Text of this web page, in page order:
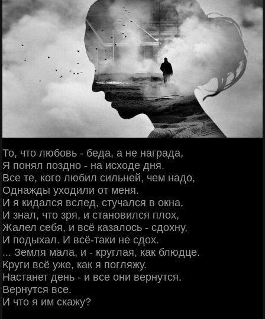
То, что любовь - беда, а не награда,
Я понял поздно - на исходе дня.
Все те, кого любил сильней, чем надо,
Однажды уходили от меня.
И я кидался вслед, стучался в окна,
И знал, что зря, и становился плох,
Жалел себя, и всё казалось - сдохну,
И подыхал. И всё-таки не сдох.
... Земля мала, и - круглая, как блюдце.
Круги всё уже, как я погляжу.
Настанет день - и все они вернутся.
Вернутся все.
И что я им скажу?